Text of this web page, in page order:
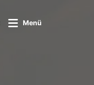
Menü